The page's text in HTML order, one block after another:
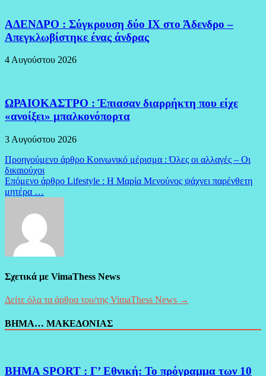
ΑΔΕΝΔΡΟ : Σύγκρουση δύο ΙΧ στο Άδενδρο –
Απεγκλωβίστηκε ένας άνδρας
4 Αυγούστου 2026
ΩΡΑΙΟΚΑΣΤΡΟ : Έπιασαν διαρρήκτη που είχε
«ανοίξει» μπαλκονόπορτα
3 Αυγούστου 2026
Πλοήγηση
άρθρων
Προηγούμενο άρθρο Κοινωνικό μέρισμα : Όλες οι αλλαγές – Οι
δικαιούχοι
Επόμενο άρθρο Lifestyle : Η Μαρία Μενούνος ψάχνει παρένθετη
μητέρα …
Σχετικά με VimaThess News
Δείτε όλα τα άρθρα του/της VimaThess News →
ΒΗΜΑ… ΜΑΚΕΔΟΝΙΑΣ
BHMA SPORT : Γ’ Εθνική: Το πρόγραμμα των 10